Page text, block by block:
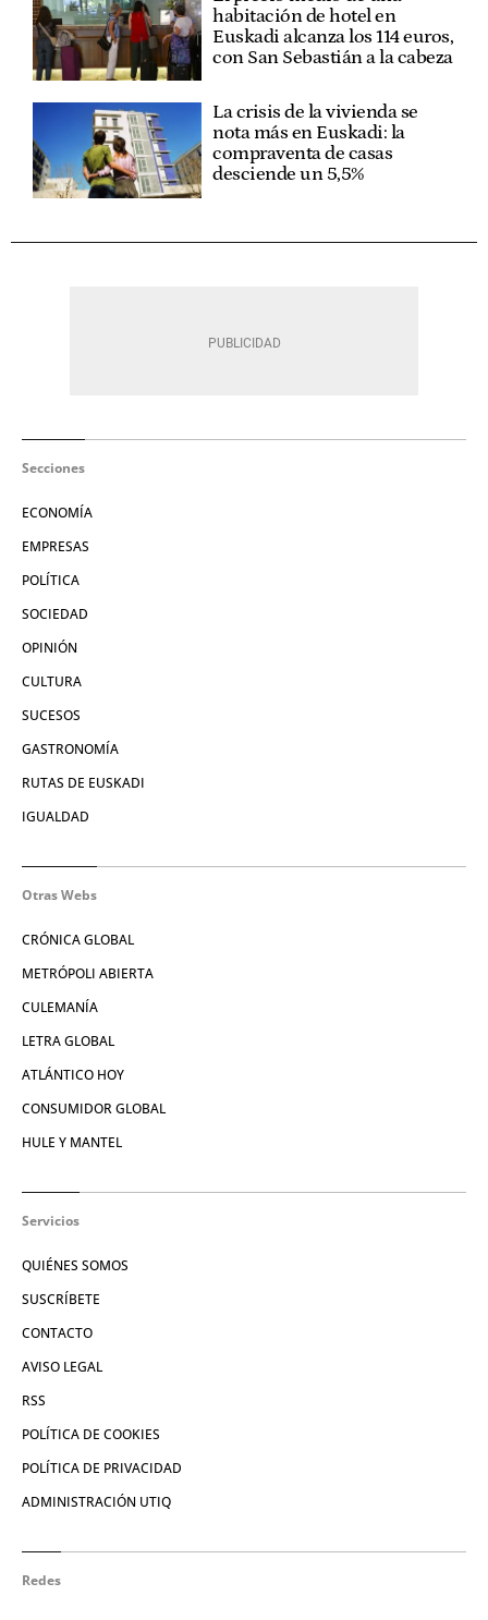
habitación de hotel en
Euskadi alcanza los 114 euros,
con San Sebastián a la cabeza
La crisis de la vivienda se
nota más en Euskadi: la
compraventa de casas
desciende un 5,5%
Secciones
ECONOMÍA
EMPRESAS
POLÍTICA
SOCIEDAD
OPINIÓN
CULTURA
SUCESOS
GASTRONOMÍA
RUTAS DE EUSKADI
IGUALDAD
Otras Webs
CRÓNICA GLOBAL
METRÓPOLI ABIERTA
CULEMANÍA
LETRA GLOBAL
ATLÁNTICO HOY
CONSUMIDOR GLOBAL
HULE Y MANTEL
Servicios
QUIÉNES SOMOS
SUSCRÍBETE
CONTACTO
AVISO LEGAL
RSS
POLÍTICA DE COOKIES
POLÍTICA DE PRIVACIDAD
ADMINISTRACIÓN UTIQ
Redes